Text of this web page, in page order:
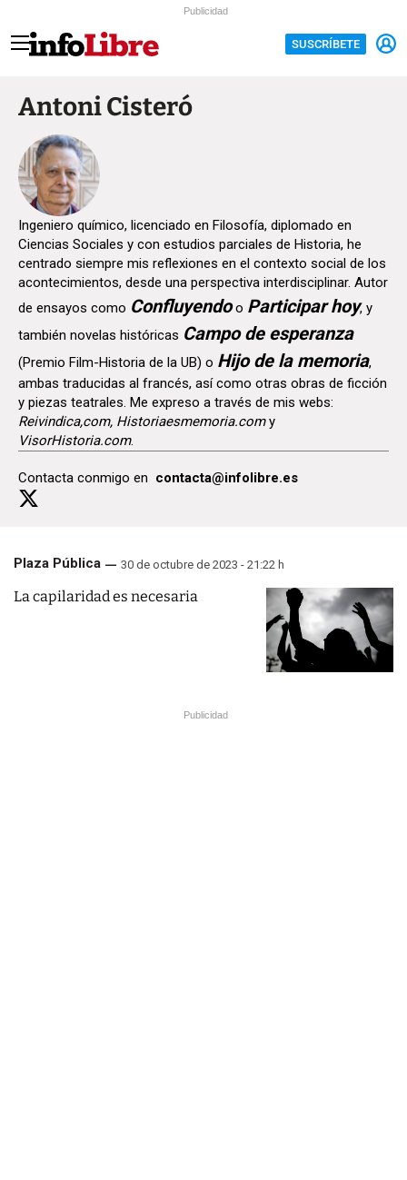
Publicidad
SUSCRÍBETE
Antoni Cisteró
Ingeniero químico, licenciado en Filosofía, diplomado en
Ciencias Sociales y con estudios parciales de Historia, he
centrado siempre mis reflexiones en el contexto social de los
acontecimientos, desde una perspectiva interdisciplinar. Autor
de ensayos como Confluyendoo Participar hoy, y
también novelas históricas Campo de esperanza
(Premio Film-Historia de la UB) o Hijo de la memoria,
ambas traducidas al francés, así como otras obras de ficción
y piezas teatrales. Me expreso a través de mis webs:
Reivindica,com, Historiaesmemoria.comy
VisorHistoria.com.
Contacta conmigo en contacta@infolibre.es
Plaza Pública 30 de octubre de 2023 - 21:22 h
La capilaridad es necesaria
Publicidad